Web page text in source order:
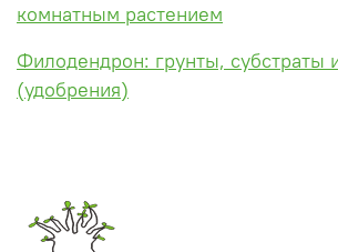
комнатным растением
Филодендрон: грунты, субстраты
(удобрения)